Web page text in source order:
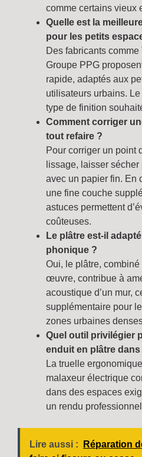
comme certains vieux
Quelle est la
pour les petits
Des fabricants
Groupe PPG
rapide, adaptés aux
utilisateurs urbains.
type de finition
Comment corriger
tout refaire ?
Pour corriger un point
lissage, laisser
avec un papier fin. En
une fine couche
astuces permettent
coûteuses.
Le plâtre est-il
phonique ?
Oui, le plâtre,
œuvre, contribue à
acoustique d’un mur,
supplémentaire pour
zones urbaines
Quel outil privilégier
enduit en plâtre
La truelle
malaxeur électrique
dans des espaces
un rendu
Lire aussi :
Réparation